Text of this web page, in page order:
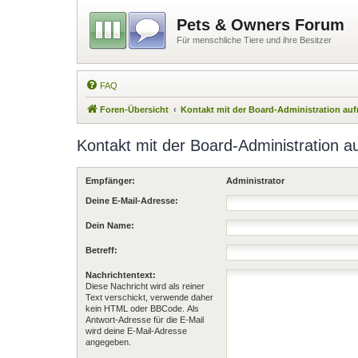
Pets & Owners Forum
Für menschliche Tiere und ihre Besitzer
FAQ
Foren-Übersicht Kontakt mit der Board-Administration
Kontakt mit der Board-Administration
Empfänger: Administrator
Deine E-Mail-Adresse:
Dein Name:
Betreff:
Nachrichtentext:
Diese Nachricht wird als reiner
Text verschickt, verwende daher
kein HTML oder BBCode. Als
Antwort-Adresse für die E-Mail
wird deine E-Mail-Adresse
angegeben.